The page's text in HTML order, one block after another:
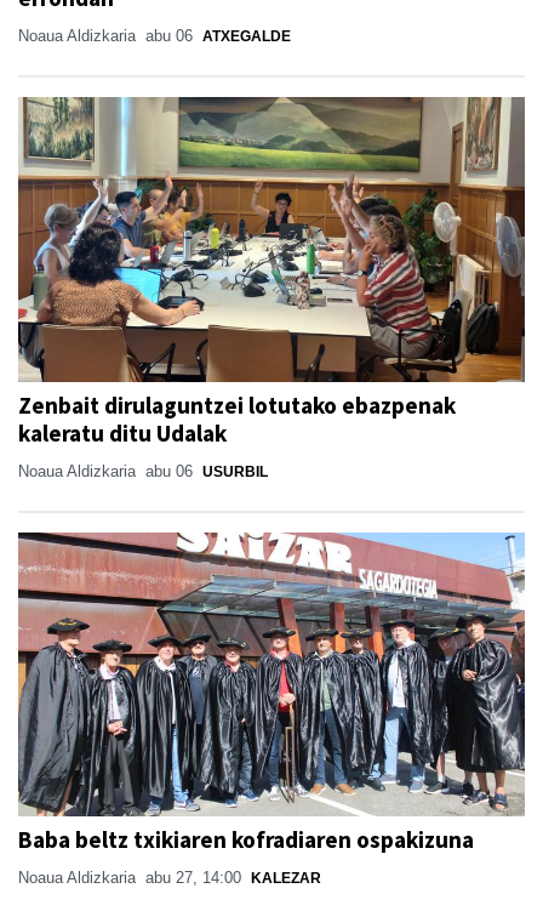
Noaua Aldizkaria abu 06 ATXEGALDE
Zenbait dirulaguntzei lotutako ebazpenak
kaleratu ditu Udalak
Noaua Aldizkaria abu 06 USURBIL
Baba beltz txikiaren kofradiaren ospakizuna
Noaua Aldizkaria abu 27, 14:00 KALEZAR